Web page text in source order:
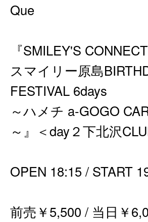
Que
『SMILEY'S
スマイリー原島
FESTIVAL 6days
～ハメチ a-GOGO
～』＜day２下北沢
OPEN 18:15 / START
前売￥5,500 / 当日￥